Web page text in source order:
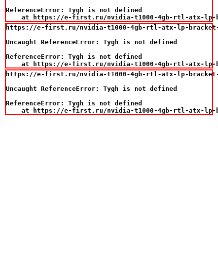
ReferenceError: Tygh is not defined
at https://e-first.ru/nvidia-t1000-4gb-rtl-atx-
https://e-first.ru/nvidia-t1000-4gb-rtl-atx-lp-bracket-
Uncaught ReferenceError: Tygh is not defined
ReferenceError: Tygh is not defined
at https://e-first.ru/nvidia-t1000-4gb-rtl-atx-
https://e-first.ru/nvidia-t1000-4gb-rtl-atx-lp-bracket-
Uncaught ReferenceError: Tygh is not defined
ReferenceError: Tygh is not defined
at https://e-first.ru/nvidia-t1000-4gb-rtl-atx-